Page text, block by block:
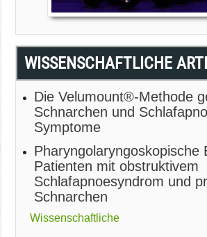
WISSENSCHAFTLICHE
Die Velumount®-Methode
Schnarchen und
Symptome
Pharyngolaryngoskopische
Patienten mit obstruktivem
Schlafapnoesyndrom und
Schnarchen
Wissenschaftliche